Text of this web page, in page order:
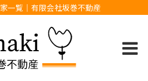
一覧｜有限会社坂巻不動産